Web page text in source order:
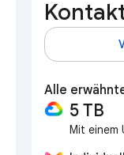
Alle
5 TB
Mit einem